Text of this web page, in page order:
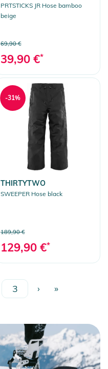
PRTSTICKS JR Hose bamboo
beige
69,90 €
39,90 €*
THIRTYTWO
SWEEPER Hose black
189,90 €
129,90 €*
-31%
3 › »